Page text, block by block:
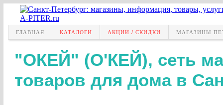
ГЛАВНАЯ КАТАЛОГИ АКЦИИ / СКИДКИ МАГАЗИНЫ
"ОКЕЙ" (О'КЕЙ), сеть
товаров для дома в